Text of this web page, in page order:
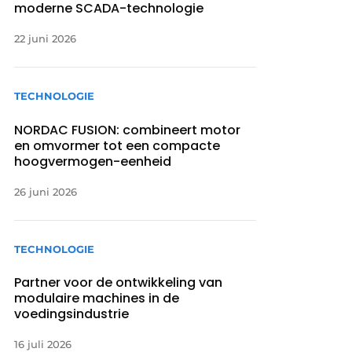
moderne SCADA-technologie
22 juni 2026
TECHNOLOGIE
NORDAC FUSION: combineert motor
en omvormer tot een compacte
hoogvermogen-eenheid
26 juni 2026
TECHNOLOGIE
Partner voor de ontwikkeling van
modulaire machines in de
voedingsindustrie
16 juli 2026